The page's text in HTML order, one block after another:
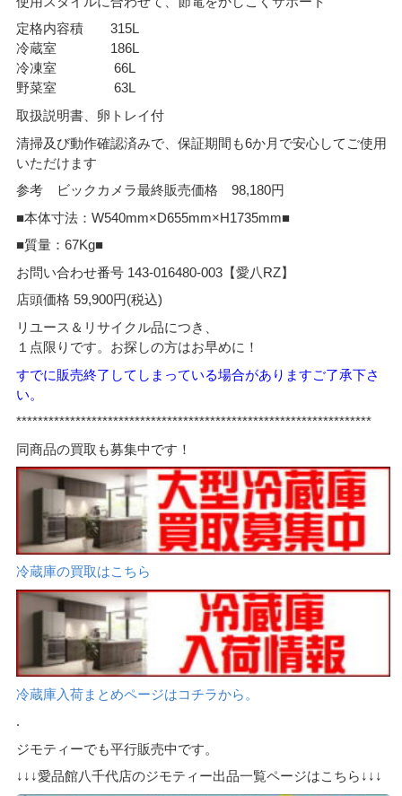
定格内容積 315L
冷蔵室 186L
冷凍室 66L
野菜室 63L
取扱説明書、卵トレイ付
清掃及び動作確認済みで、保証期間も6か月で安心してご使用
いただけます
参考 ビックカメラ最終販売価格 98,180円
■本体寸法：W540mm×D655mm×H1735mm■
■質量：67Kg■
お問い合わせ番号 143-016480-003【愛八RZ】
店頭価格 59,900円(税込)
リユース＆リサイクル品につき、
１点限りです。お探しの方はお早めに！
すでに販売終了してしまっている場合がありますご了承下さ
い。
******************************************************************
同商品の買取も募集中です！
冷蔵庫の買取はこちら
冷蔵庫入荷まとめページはコチラから。
.
ジモティーでも平行販売中です。
↓↓↓愛品館八千代店のジモティー出品一覧ページはこちら↓↓↓